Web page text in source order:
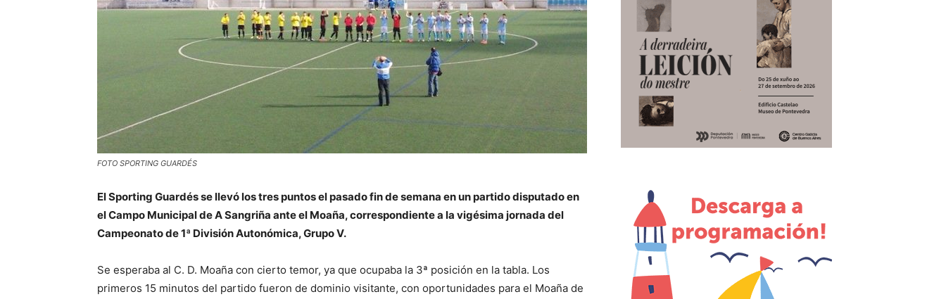
FOTO SPORTING GUARDÉS
El Sporting Guardés se llevó los tres puntos el pasado fin de semana en un partido disputado en
el Campo Municipal de A Sangriña ante el Moaña, correspondiente a la vigésima jornada del
Campeonato de 1ª División Autonómica, Grupo V.
Se esperaba al C. D. Moaña con cierto temor, ya que ocupaba la 3ª posición en la tabla. Los
primeros 15 minutos del partido fueron de dominio visitante, con oportunidades para el Moaña de